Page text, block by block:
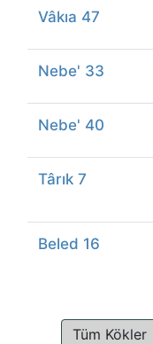
Vâkıa 47
Nebe' 33
Nebe' 40
Târık 7
Beled 16
Tüm Kökler